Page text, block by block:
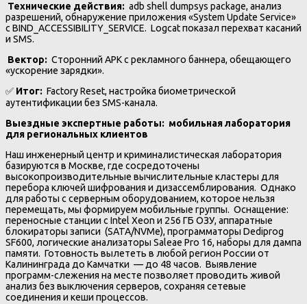
Технические действия: adb shell dumpsys package, анализ
разрешений, обнаружение приложения «System Update Service»
с BIND_ACCESSIBILITY_SERVICE. Logcat показал перехват касаний
и SMS.
Вектор: Сторонний APK с рекламного баннера, обещающего
«ускорение зарядки».
✅ Итог: Factory Reset, настройка биометрической
аутентификации без SMS-канала.
Выездные экспертные работы: мобильная лаборатория
для региональных клиентов
Наш инженерный центр и криминалистическая лаборатория
базируются в Москве, где сосредоточены
высокопроизводительные вычислительные кластеры для
перебора ключей шифрования и дизассемблирования. Однако
для работы с серверным оборудованием, которое нельзя
перемещать, мы формируем мобильные группы. Оснащение:
переносные станции с Intel Xeon и 256 ГБ ОЗУ, аппаратные
блокираторы записи (SATA/NVMe), программаторы Dediprog
SF600, логические анализаторы Saleae Pro 16, наборы для дампа
памяти. Готовность вылететь в любой регион России от
Калининграда до Камчатки — до 48 часов. Выявление
программ-слежения на месте позволяет проводить живой
анализ без выключения серверов, сохраняя сетевые
соединения и кеши процессов.